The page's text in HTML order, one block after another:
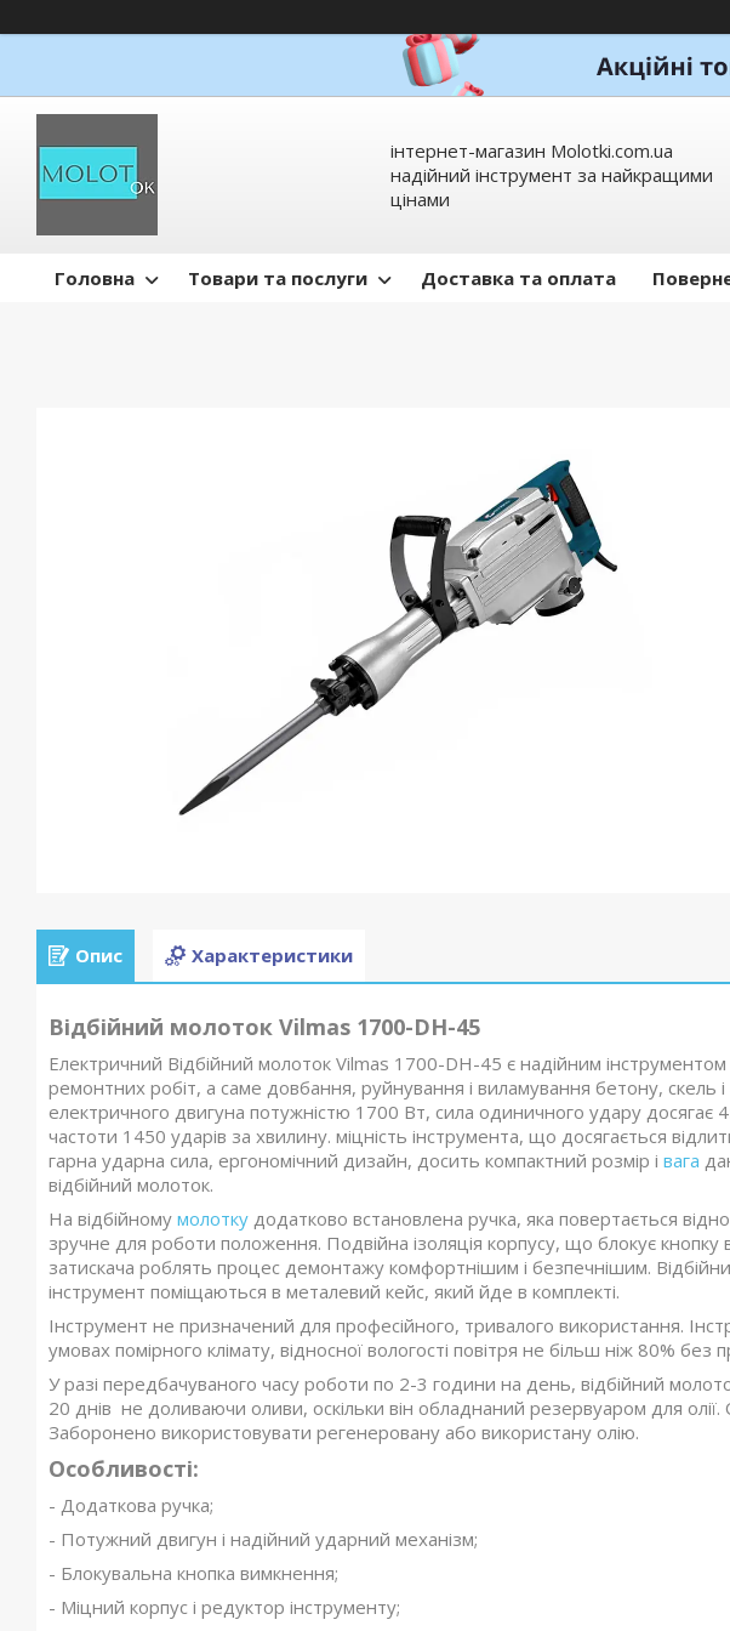
інтернет-магазин Molotki.com.ua
надійний інструмент за найкращими
цінами
Головна Товари та послуги Доставка та оплата
Опис Характеристики
Відбійний молоток Vilmas 1700-DH-45
Електричний Відбійний молоток Vilmas 1700-DH-45 є надійним
ремонтних робіт, а саме довбання, руйнування і виламування бетону, скель
електричного двигуна потужністю 1700 Вт, сила одиничного удару досягає
частоти 1450 ударів за хвилину. міцність інструмента, що досягається
гарна ударна сила, ергономічний дизайн, досить компактний розмір і вага
відбійний молоток.
На відбійному молотку додатково встановлена ручка, яка повертається
зручне для роботи положення. Подвійна ізоляція корпусу, що блокує кнопку
затискача роблять процес демонтажу комфортнішим і безпечнішим.
інструмент поміщаються в металевий кейс, який йде в комплекті.
Інструмент не призначений для професійного, тривалого використання.
умовах помірного клімату, відносної вологості повітря не більш ніж 80%
У разі передбачуваного часу роботи по 2-3 години на день, відбійний
20 днів не доливаючи оливи, оскільки він обладнаний резервуаром для олії.
Заборонено використовувати регенеровану або використану олію.
Особливості:
- Додаткова ручка;
- Потужний двигун і надійний ударний механізм;
- Блокувальна кнопка вимкнення;
- Міцний корпус і редуктор інструменту;